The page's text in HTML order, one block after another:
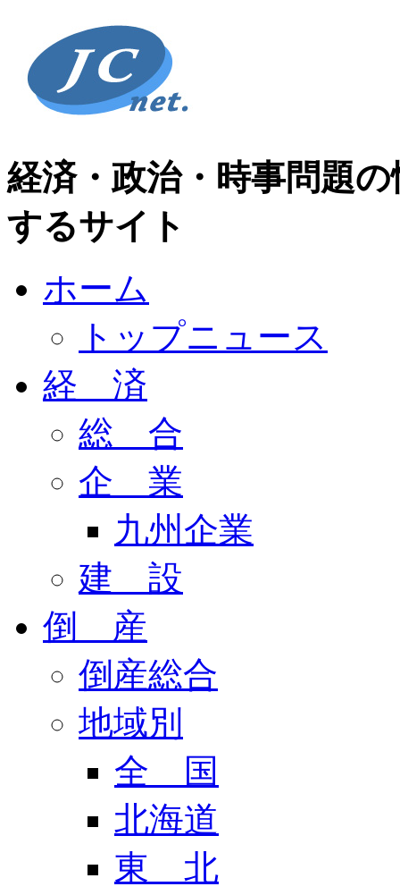
経済・政治・時事問題
するサイト
ホーム
トップニュース
経 済
総 合
企 業
九州企業
建 設
倒 産
倒産総合
地域別
全 国
北海道
東 北